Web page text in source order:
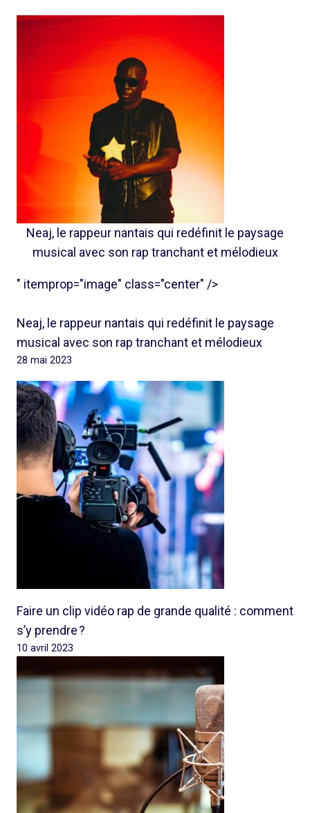
Neaj, le rappeur nantais qui redéfinit le paysage
musical avec son rap tranchant et mélodieux
" itemprop="image" class="center" />
Neaj, le rappeur nantais qui redéfinit le paysage
musical avec son rap tranchant et mélodieux
28 mai 2023
Faire un clip vidéo rap de grande qualité : comment
s’y prendre ?
10 avril 2023